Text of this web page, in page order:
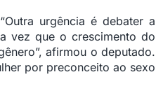
urgência é debater a
vez que o crescimento do
afirmou o deputado.
por preconceito ao sexo